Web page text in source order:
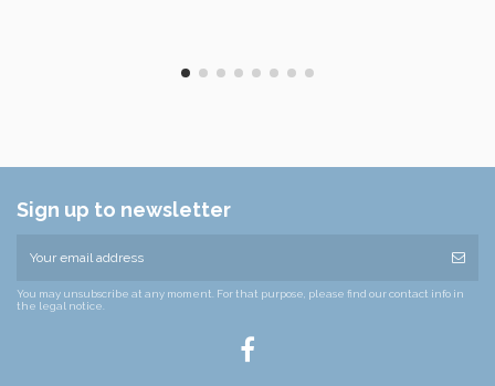
Sign up to newsletter
You may unsubscribe at any moment. For that purpose, please find our contact info in
the legal notice.